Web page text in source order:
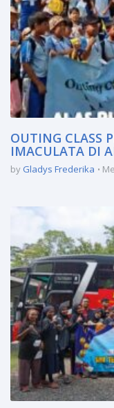
OUTING CLASS
IMACULATA DI
by Gladys Frederika